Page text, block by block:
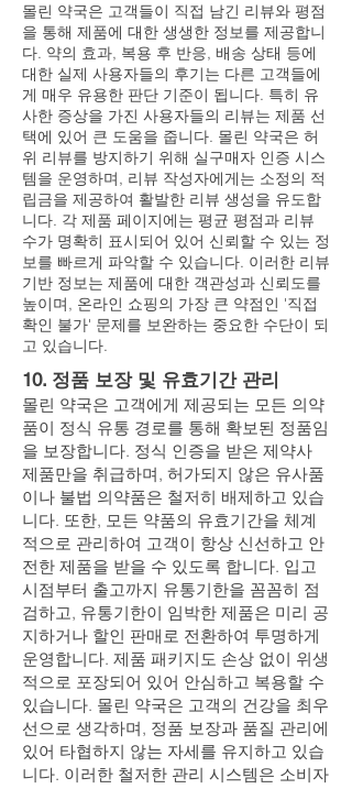
몰린 약국은 고객들이 직접 남긴 리뷰와 평점
을 통해 제품에 대한 생생한 정보를 제공합니
다. 약의 효과, 복용 후 반응, 배송 상태 등에
대한 실제 사용자들의 후기는 다른 고객들에
게 매우 유용한 판단 기준이 됩니다. 특히 유
사한 증상을 가진 사용자들의 리뷰는 제품 선
택에 있어 큰 도움을 줍니다. 몰린 약국은 허
위 리뷰를 방지하기 위해 실구매자 인증 시스
템을 운영하며, 리뷰 작성자에게는 소정의 적
립금을 제공하여 활발한 리뷰 생성을 유도합
니다. 각 제품 페이지에는 평균 평점과 리뷰
수가 명확히 표시되어 있어 신뢰할 수 있는 정
보를 빠르게 파악할 수 있습니다. 이러한 리뷰
기반 정보는 제품에 대한 객관성과 신뢰도를
높이며, 온라인 쇼핑의 가장 큰 약점인 '직접
확인 불가' 문제를 보완하는 중요한 수단이 되
고 있습니다.
10. 정품 보장 및 유효기간 관리
몰린 약국은 고객에게 제공되는 모든 의약
품이 정식 유통 경로를 통해 확보된 정품임
을 보장합니다. 정식 인증을 받은 제약사
제품만을 취급하며, 허가되지 않은 유사품
이나 불법 의약품은 철저히 배제하고 있습
니다. 또한, 모든 약품의 유효기간을 체계
적으로 관리하여 고객이 항상 신선하고 안
전한 제품을 받을 수 있도록 합니다. 입고
시점부터 출고까지 유통기한을 꼼꼼히 점
검하고, 유통기한이 임박한 제품은 미리 공
지하거나 할인 판매로 전환하여 투명하게
운영합니다. 제품 패키지도 손상 없이 위생
적으로 포장되어 있어 안심하고 복용할 수
있습니다. 몰린 약국은 고객의 건강을 최우
선으로 생각하며, 정품 보장과 품질 관리에
있어 타협하지 않는 자세를 유지하고 있습
니다. 이러한 철저한 관리 시스템은 소비자